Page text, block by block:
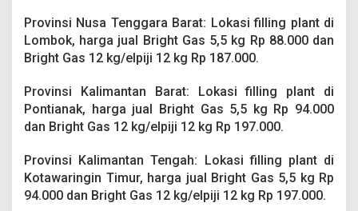
Provinsi Nusa Tenggara Barat: Lokasi filling plant di
Lombok, harga jual Bright Gas 5,5 kg Rp 88.000 dan
Bright Gas 12 kg/elpiji 12 kg Rp 187.000.
Provinsi Kalimantan Barat: Lokasi filling plant di
Pontianak, harga jual Bright Gas 5,5 kg Rp 94.000
dan Bright Gas 12 kg/elpiji 12 kg Rp 197.000.
Provinsi Kalimantan Tengah: Lokasi filling plant di
Kotawaringin Timur, harga jual Bright Gas 5,5 kg Rp
94.000 dan Bright Gas 12 kg/elpiji 12 kg Rp 197.000.